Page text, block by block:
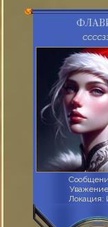
Локация: